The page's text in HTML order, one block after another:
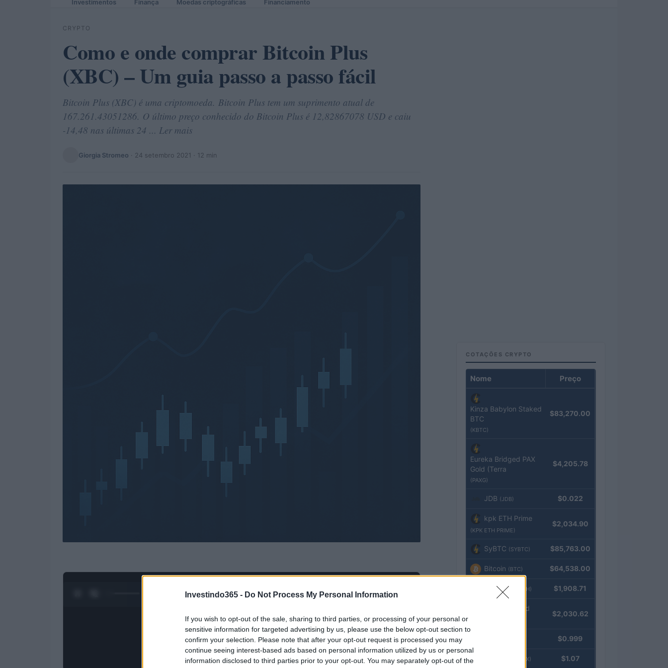
Investindo365 - Do Not Process My Personal Information
If you wish to opt-out of the sale, sharing to third parties, or processing of your personal or
sensitive information for targeted advertising by us, please use the below opt-out section to
confirm your selection. Please note that after your opt-out request is processed you may
continue seeing interest-based ads based on personal information utilized by us or personal
information disclosed to third parties prior to your opt-out. You may separately opt-out of the
Investimentos Finança Moedas criptográficas Financiamento
CRYPTO
Como e onde comprar Bitcoin Plus
(XBC) – Um guia passo a passo fácil
Bitcoin Plus (XBC) é uma criptomoeda. Bitcoin Plus tem um suprimento atual de
167.261.43051286. O último preço conhecido do Bitcoin Plus é 12,82867078 USD e caiu
-14,48 nas últimas 24 ... Ler mais
Giorgia Stromeo · 24 setembro 2021 · 12 min
1/4 POWERED BY AdhubMedia
COTAÇÕES CRYPTO
Nome Preço
Kinza Babylon Staked
BTC
(KBTC)
$83,270.00
Eureka Bridged PAX
Gold (Terra
(PAXG)
$4,205.78
JDB (JDB) $0.022
kpk ETH Prime
(KPK ETH PRIME)
$2,034.90
SyBTC (SYBTC) $85,763.00
Bitcoin (BTC) $64,538.00
Ethereum (ETH) $1,908.71
kpk ETH Yield
$2,030.62
$0.999
(USDEX) $1.07